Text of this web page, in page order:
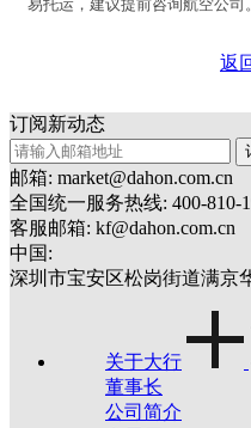
易托运，建议提前咨询航空公司。
返
订阅新动态
邮箱: market@dahon.com.cn
全国统一服务热线: 400-810-
客服邮箱: kf@dahon.com.cn
中国:
深圳市宝安区松岗街道满京
关于大行
董事长
公司简介